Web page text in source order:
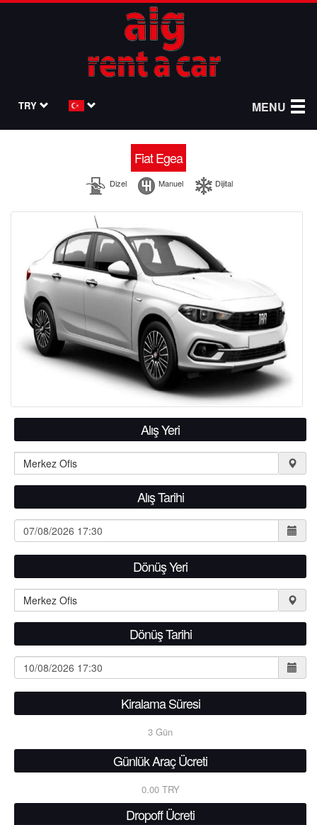
TRY MENU
Fiat Egea
Dizel Manuel Dijital
Alış Yeri
Alış Tarihi
Dönüş Yeri
Dönüş Tarihi
Kiralama Süresi
3 Gün
Günlük Araç Ücreti
0.00 TRY
Dropoff Ücreti